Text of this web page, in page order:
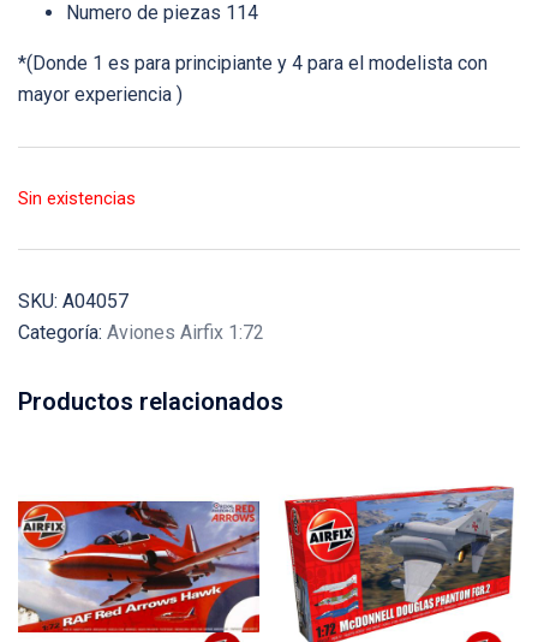
Numero de piezas 114
*(Donde 1 es para principiante y 4 para el modelista con
mayor experiencia )
Sin existencias
SKU: A04057
Categoría: Aviones Airfix 1:72
Productos relacionados